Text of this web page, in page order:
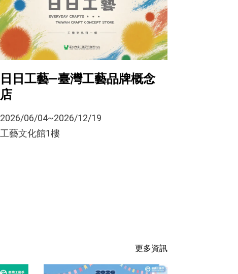
日日工藝—臺灣工藝品牌概念
店
2026/06/04~2026/12/19
工藝文化館1樓
更多資訊